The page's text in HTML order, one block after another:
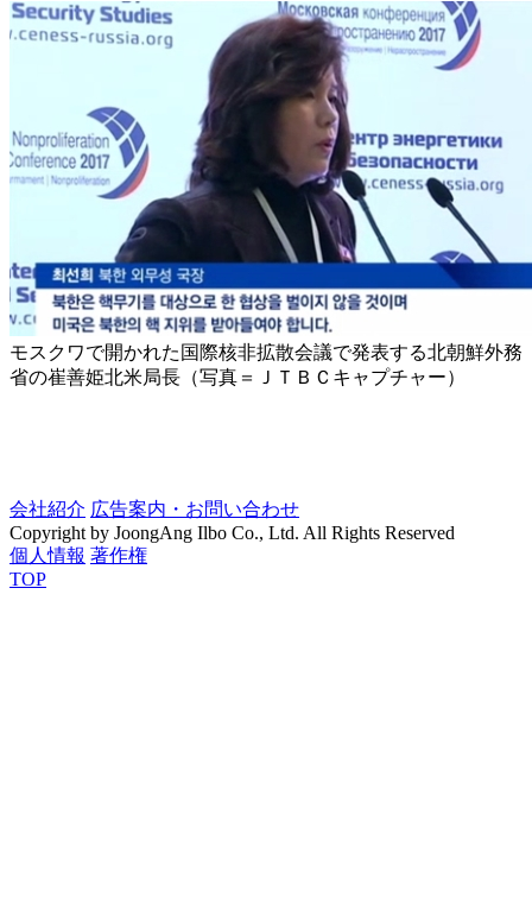
モスクワで開かれた国際核非拡散会議で発表する北朝鮮外務
省の崔善姫北米局長（写真＝ＪＴＢＣキャプチャー）
会社紹介 広告案内・お問い合わせ
Copyright by JoongAng Ilbo Co., Ltd. All Rights Reserved
個人情報 著作権
TOP